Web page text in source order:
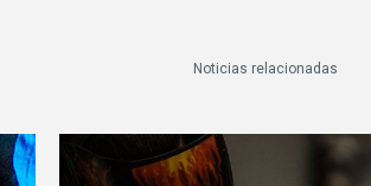
Noticias relacionadas